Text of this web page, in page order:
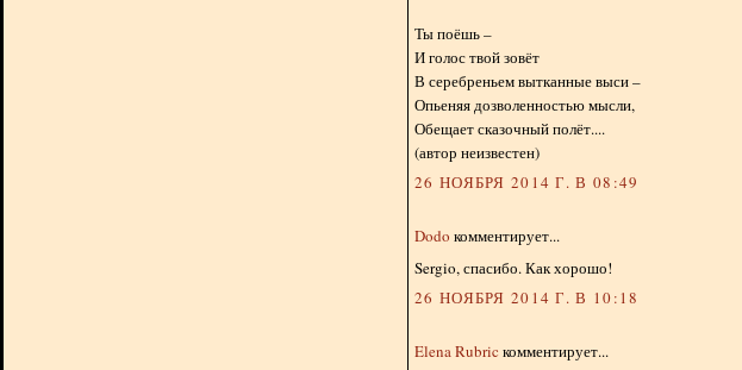
Ты поёшь –
И голос твой зовёт
В серебреньем вытканные выси –
Опьеняя дозволенностью мысли,
Обещает сказочный полёт....
(автор неизвестен)
26 НОЯБРЯ 2014 Г. В 08:49
Dodo комментирует...
Sergio, спасибо. Как хорошо!
26 НОЯБРЯ 2014 Г. В 10:18
Elena Rubric комментирует...